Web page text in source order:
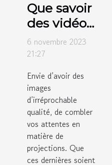
Que savoir
des vidéos
projecteurs
de marque
Crosstour ?
6 novembre 2023
21:27
Envie d’avoir des
images
d’irréprochable
qualité, de combler
vos attentes en
matière de
projections. Que
ces dernières soient